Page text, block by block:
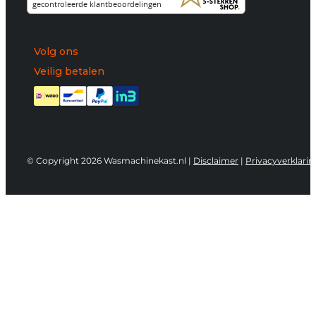
Volg ons
Veilig betalen
© Copyright 2026 Wasmachinekast.nl | Disclaimer |